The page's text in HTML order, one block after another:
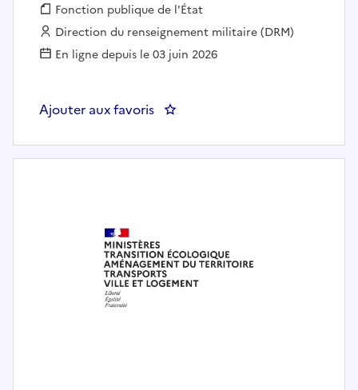
Fonction publique :
Fonction publique de l'État
Employeur :
Direction du renseignement militaire (DRM)
En ligne depuis le 03 juin 2026
Ajouter aux favoris : Administrateur des SIC -